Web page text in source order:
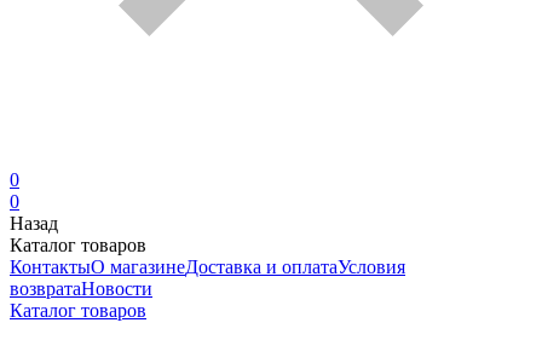
0
0
Назад
Каталог товаров
КонтактыО магазинеДоставка и оплатаУсловия
возвратаНовости
Каталог товаров